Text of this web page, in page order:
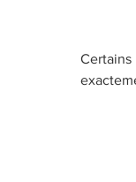
Certains